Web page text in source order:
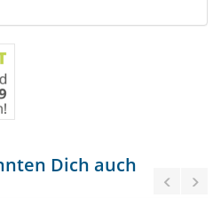
Dich auch